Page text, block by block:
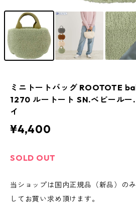
ミニトートバッグ ROOTOTE
1270 ルートート SN.ベビールー
イ
¥4,400
SOLD OUT
当ショップは国内正規品（新品）の
してお買い求め頂けます。